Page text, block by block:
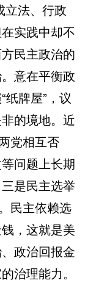
立法、行政
实践中却不
民主政治的
意在平衡政
牌屋”，议
的境地。近
党相互否
问题上长期
是民主选举
民主依赖选
，这就是美
政治回报金
治理能力。